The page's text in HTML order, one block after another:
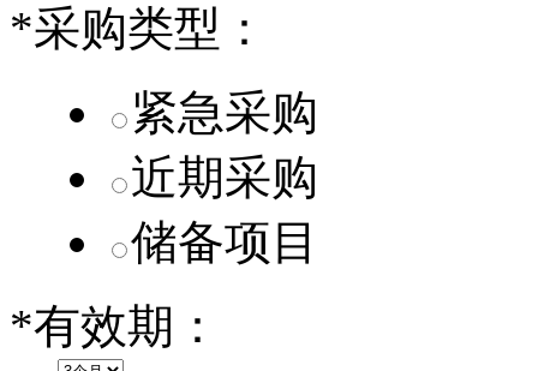
*采购类型：
紧急采购
近期采购
储备项目
*有效期：